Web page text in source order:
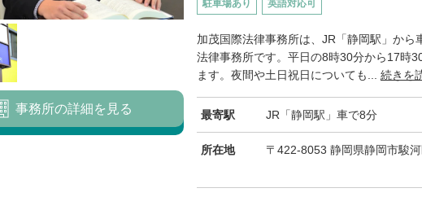
駐車場あり 英語対応可
加茂国際法律事務所は、JR「静岡駅」から
法律事務所です。平日の8時30分から17時
ます。夜間や土日祝日についても... 続きを
最寄駅 JR「静岡駅」車で8分
所在地 〒422-8053 静岡県静岡市駿
事務所の詳細を見る